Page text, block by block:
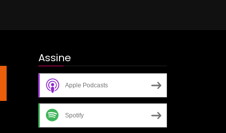
Assine
Apple Podcasts
Spotify